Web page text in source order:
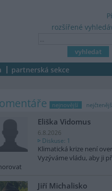
rozšířené
partnerská sekce
nejnovější
Eliška Vidomus
6.8.2026
Diskuse: 1
Klimatická krize není
Vyzýváme vládu, aby ji
Jiří Michalisko